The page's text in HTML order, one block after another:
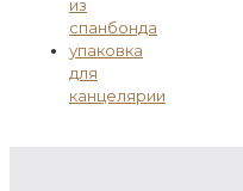
из
спанбонда
упаковка
для
канцелярии